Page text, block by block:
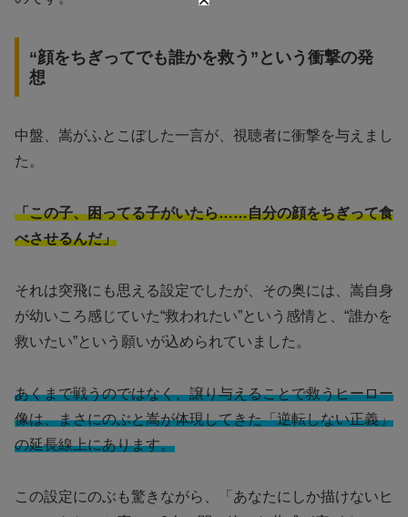
“顔をちぎってでも誰かを救う”という衝撃の発
想
中盤、嵩がふとこぼした一言が、視聴者に衝撃を与えまし
た。
「この子、困ってる子がいたら……自分の顔をちぎって食
べさせるんだ」
それは突飛にも思える設定でしたが、その奥には、嵩自身
が幼いころ感じていた“救われたい”という感情と、“誰かを
救いたい”という願いが込められていました。
あくまで戦うのではなく、譲り与えることで救うヒーロー
像は、まさにのぶと嵩が体現してきた「逆転しない正義」
の延長線上にあります。
この設定にのぶも驚きながら、「あなたにしか描けないヒ